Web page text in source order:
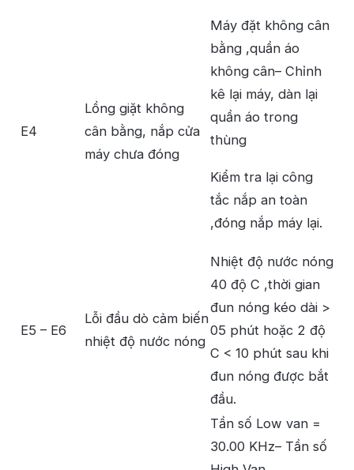
E4
Lồng giặt không
cân bằng, nắp cửa
máy chưa đóng
Máy đặt không cân
bằng ,quần áo
không cân– Chỉnh
kê lại máy, dàn lại
quần áo trong
thùng
Kiểm tra lại công
tắc nắp an toàn
,đóng nắp máy lại.
E5 – E6
Lỗi đầu dò cảm biến
nhiệt độ nước nóng
Nhiệt độ nước nóng
40 độ C ,thời gian
đun nóng kéo dài >
05 phút hoặc 2 độ
C < 10 phút sau khi
đun nóng được bắt
đầu.
Tần số Low van =
30.00 KHz– Tần số